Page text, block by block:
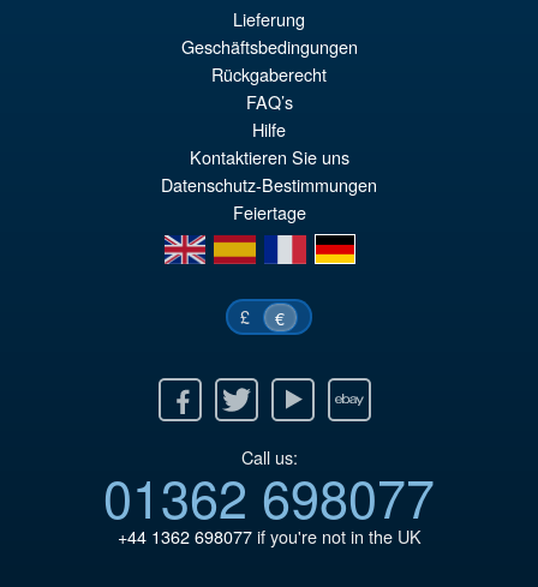
Lieferung
Geschäftsbedingungen
Rückgaberecht
FAQ’s
Hilfe
Kontaktieren Sie uns
Datenschutz-Bestimmungen
Feiertage
en
es fr de
£ €
Twitter Youtube Ebay
Call us:
01362 698077
+44 1362 698077if you're not in the UK